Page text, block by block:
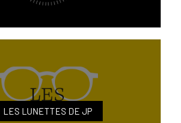
LES LUNETTES DE JP